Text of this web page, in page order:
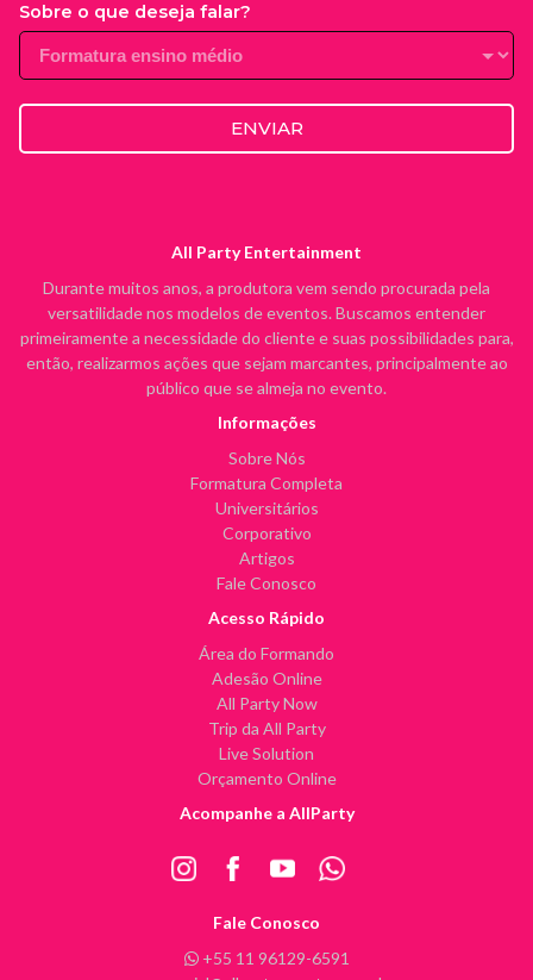
Sobre o que deseja falar?
ENVIAR
All Party Entertainment
Durante muitos anos, a produtora vem sendo procurada pela
versatilidade nos modelos de eventos. Buscamos entender
primeiramente a necessidade do cliente e suas possibilidades para,
então, realizarmos ações que sejam marcantes, principalmente ao
público que se almeja no evento.
Informações
Sobre Nós
Formatura Completa
Universitários
Corporativo
Artigos
Fale Conosco
Acesso Rápido
Área do Formando
Adesão Online
All Party Now
Trip da All Party
Live Solution
Orçamento Online
Acompanhe a AllParty
Fale Conosco
+55 11 96129-6591